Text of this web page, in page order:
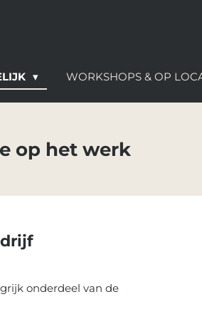
WORKSHOPS & OP
op het werk
onderdeel van de